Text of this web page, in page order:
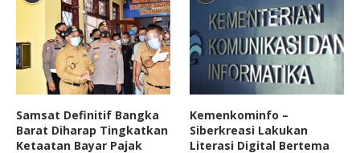
Samsat Definitif Bangka
Barat Diharap Tingkatkan
Ketaatan Bayar Pajak
Kemenkominfo –
Siberkreasi Lakukan
Literasi Digital Bertema